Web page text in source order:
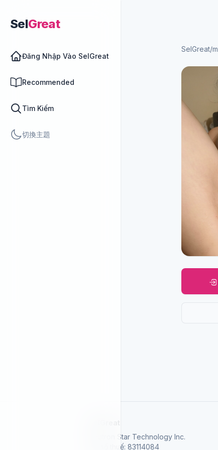
SelGreat
Đăng Nhập Vào SelGreat
Recommended
Tìm Kiếm
切換主題
SelGreat/
Neutron Star Technology Inc.
Mã số thuế: 83114084